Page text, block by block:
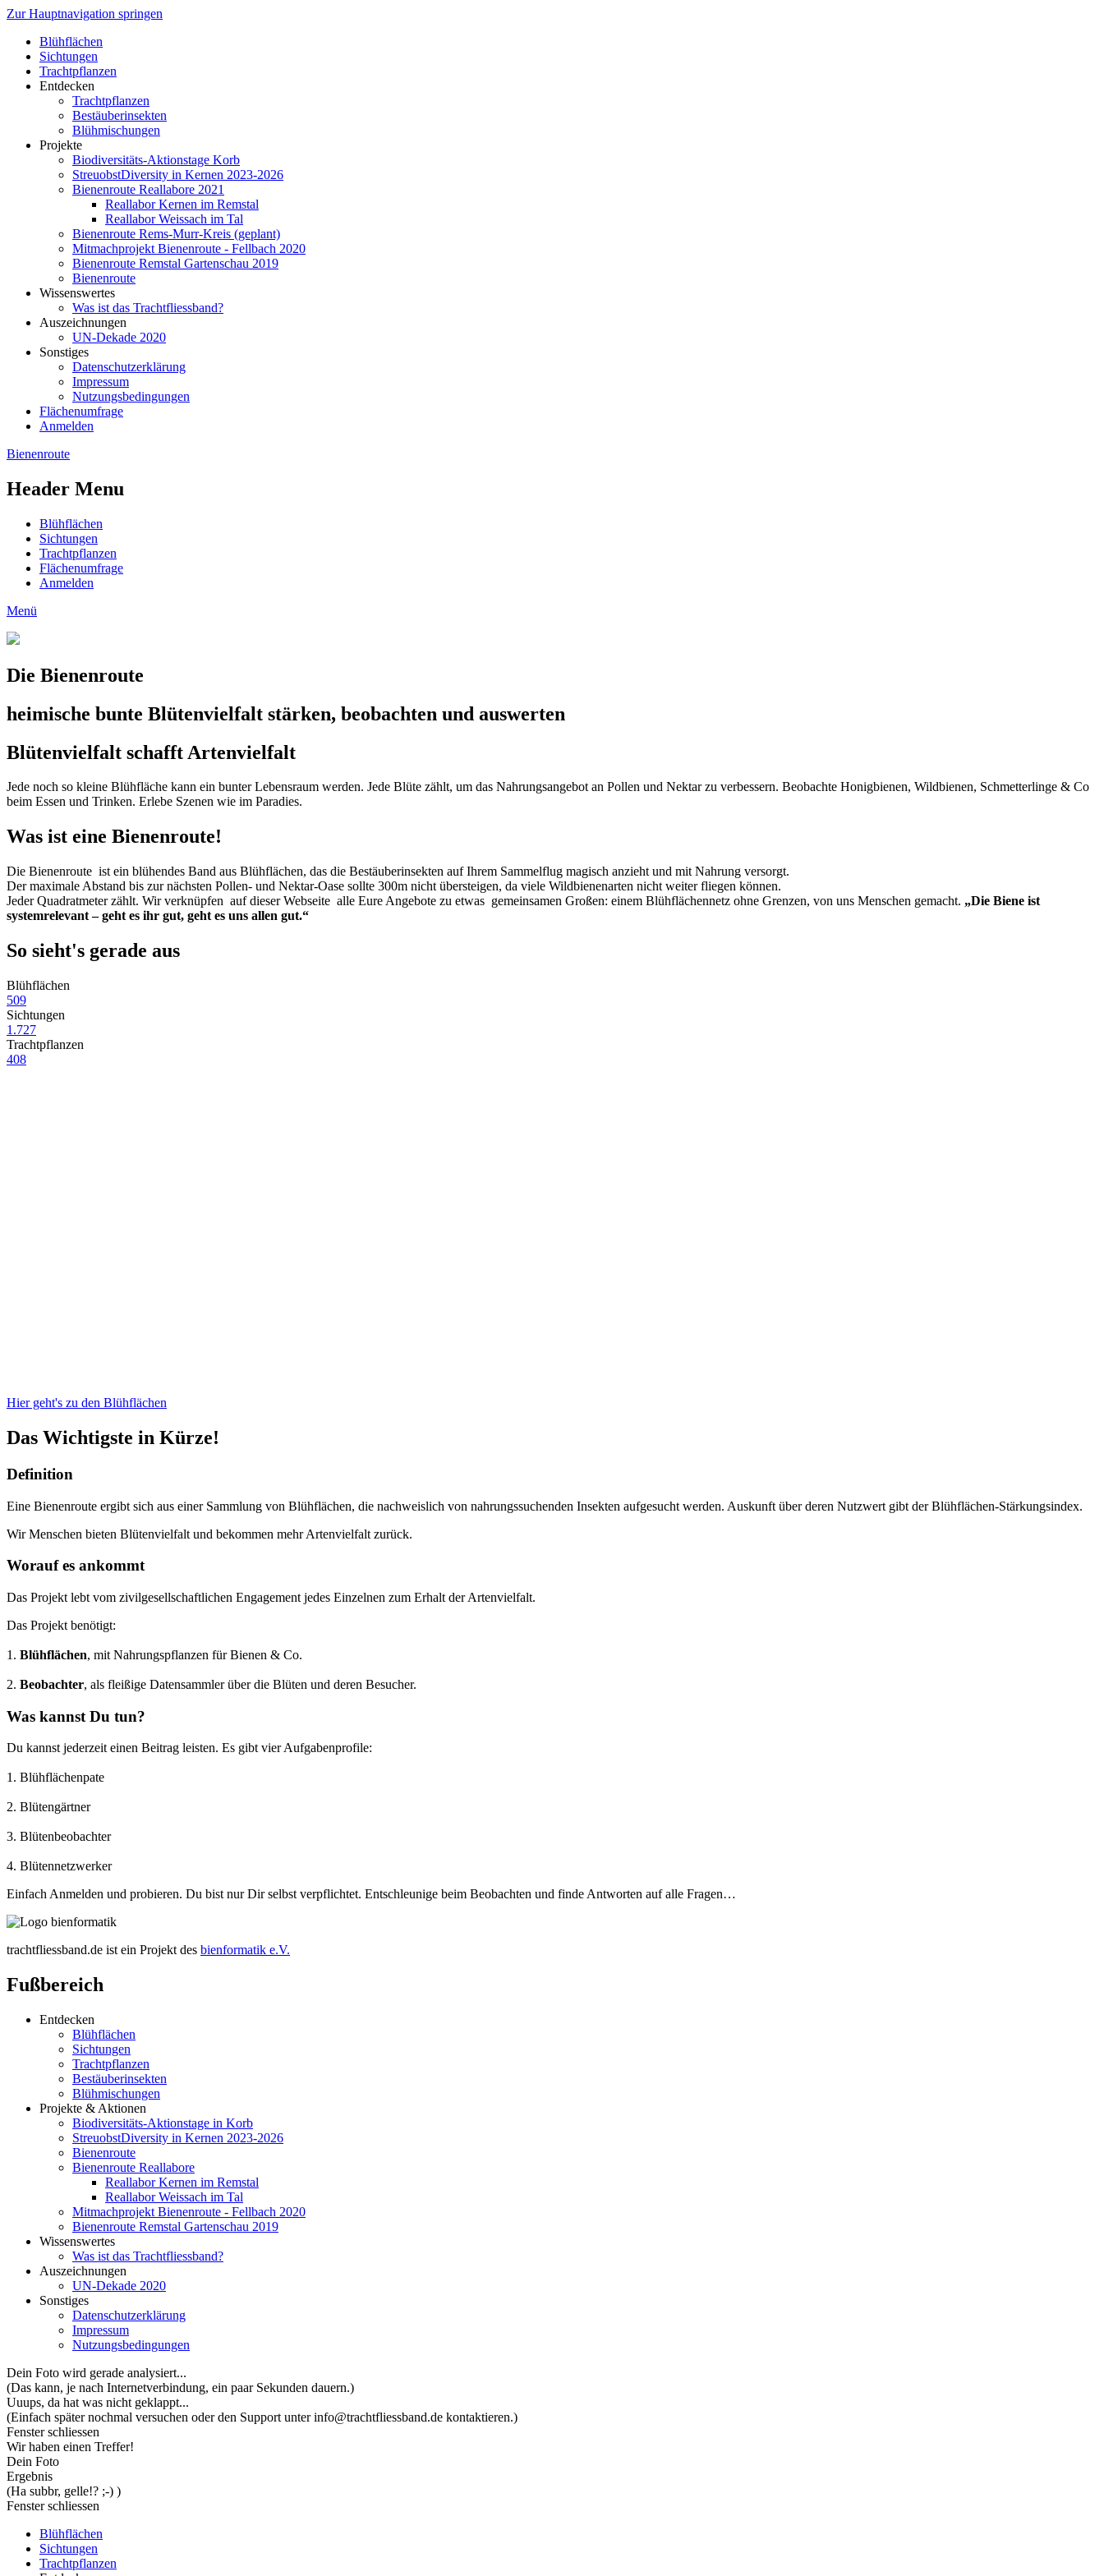
Zur Hauptnavigation springen
Blühflächen
Sichtungen
Trachtpflanzen
Entdecken
Trachtpflanzen
Bestäuberinsekten
Blühmischungen
Projekte
Biodiversitäts-Aktionstage Korb
StreuobstDiversity in Kernen 2023-2026
Bienenroute Reallabore 2021
Reallabor Kernen im Remstal
Reallabor Weissach im Tal
Bienenroute Rems-Murr-Kreis (geplant)
Mitmachprojekt Bienenroute - Fellbach 2020
Bienenroute Remstal Gartenschau 2019
Bienenroute
Wissenswertes
Was ist das Trachtfliessband?
Auszeichnungen
UN-Dekade 2020
Sonstiges
Datenschutzerklärung
Impressum
Nutzungsbedingungen
Flächenumfrage
Anmelden
Bienenroute
Header Menu
Blühflächen
Sichtungen
Trachtpflanzen
Flächenumfrage
Anmelden
Menü
Die Bienenroute
heimische bunte Blütenvielfalt stärken, beobachten und auswerten
Blütenvielfalt schafft Artenvielfalt
Jede noch so kleine Blühfläche kann ein bunter Lebensraum werden. Jede Blüte zählt, um das Nahrungsangebot an Pollen und Nektar zu verbessern. Beobachte Honigbienen, Wildbienen, Schmetterlinge & Co
beim Essen und Trinken. Erlebe Szenen wie im Paradies.
Was ist eine Bienenroute!
Die Bienenroute ist ein blühendes Band aus Blühflächen, das die Bestäuberinsekten auf Ihrem Sammelflug magisch anzieht und mit Nahrung versorgt.
Der maximale Abstand bis zur nächsten Pollen- und Nektar-Oase sollte 300m nicht übersteigen, da viele Wildbienenarten nicht weiter fliegen können.
Jeder Quadratmeter zählt. Wir verknüpfen auf dieser Webseite alle Eure Angebote zu etwas gemeinsamen Großen: einem Blühflächennetz ohne Grenzen, von uns Menschen gemacht. „Die Biene ist
systemrelevant – geht es ihr gut, geht es uns allen gut.“
So sieht's gerade aus
Blühflächen
509
Sichtungen
1.727
Trachtpflanzen
408
Hier geht's zu den Blühflächen
Das Wichtigste in Kürze!
Definition
Eine Bienenroute ergibt sich aus einer Sammlung von Blühflächen, die nachweislich von nahrungssuchenden Insekten aufgesucht werden. Auskunft über deren Nutzwert gibt der Blühflächen-Stärkungsindex.
Wir Menschen bieten Blütenvielfalt und bekommen mehr Artenvielfalt zurück.
Worauf es ankommt
Das Projekt lebt vom zivilgesellschaftlichen Engagement jedes Einzelnen zum Erhalt der Artenvielfalt.
Das Projekt benötigt:
1. Blühflächen, mit Nahrungspflanzen für Bienen & Co.
2. Beobachter, als fleißige Datensammler über die Blüten und deren Besucher.
Was kannst Du tun?
Du kannst jederzeit einen Beitrag leisten. Es gibt vier Aufgabenprofile:
1. Blühflächenpate
2. Blütengärtner
3. Blütenbeobachter
4. Blütennetzwerker
Einfach Anmelden und probieren. Du bist nur Dir selbst verpflichtet. Entschleunige beim Beobachten und finde Antworten auf alle Fragen…
trachtfliessband.de ist ein Projekt des bienformatik e.V.
Fußbereich
Entdecken
Blühflächen
Sichtungen
Trachtpflanzen
Bestäuberinsekten
Blühmischungen
Projekte & Aktionen
Biodiversitäts-Aktionstage in Korb
StreuobstDiversity in Kernen 2023-2026
Bienenroute
Bienenroute Reallabore
Reallabor Kernen im Remstal
Reallabor Weissach im Tal
Mitmachprojekt Bienenroute - Fellbach 2020
Bienenroute Remstal Gartenschau 2019
Wissenswertes
Was ist das Trachtfliessband?
Auszeichnungen
UN-Dekade 2020
Sonstiges
Datenschutzerklärung
Impressum
Nutzungsbedingungen
Dein Foto wird gerade analysiert...
(Das kann, je nach Internetverbindung, ein paar Sekunden dauern.)
Uuups, da hat was nicht geklappt...
(Einfach später nochmal versuchen oder den Support unter info@trachtfliessband.de kontaktieren.)
Fenster schliessen
Wir haben einen Treffer!
Dein Foto
Ergebnis
(Ha subbr, gelle!? ;-) )
Fenster schliessen
Blühflächen
Sichtungen
Trachtpflanzen